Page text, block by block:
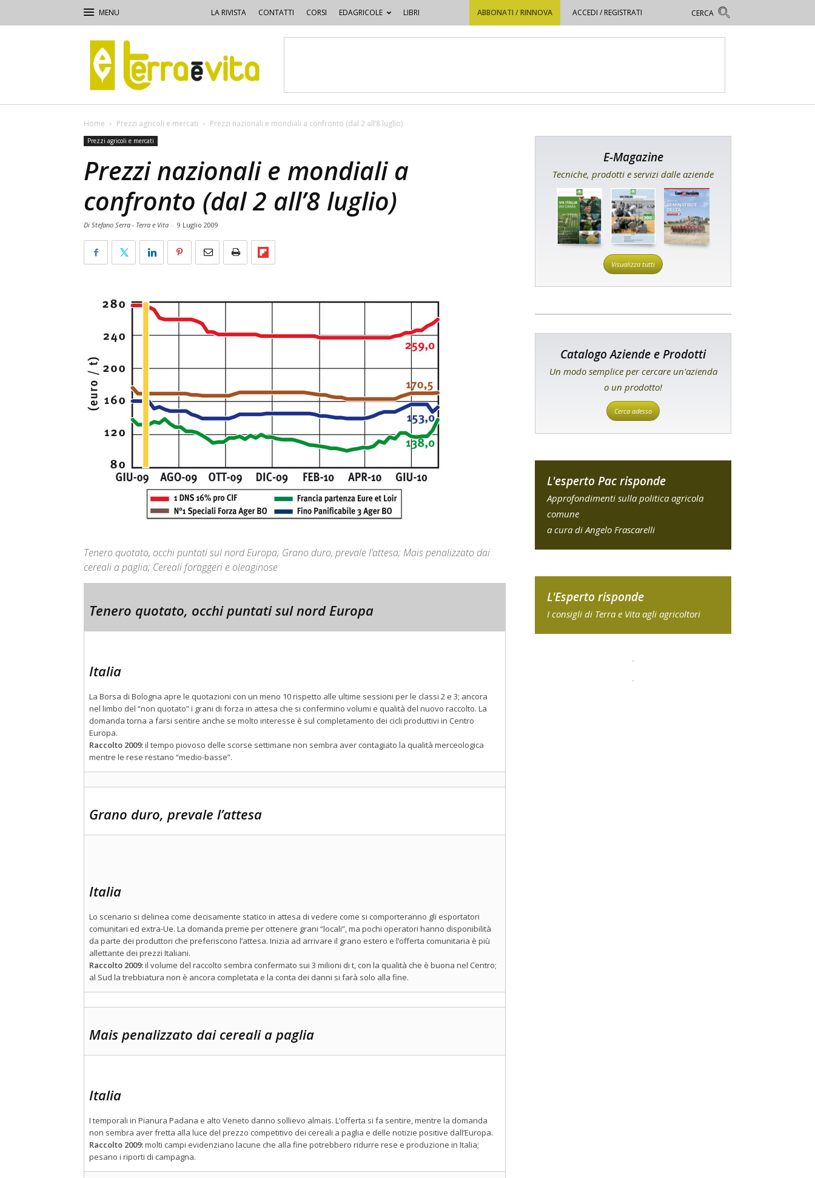
LA RIVISTA CONTATTI CORSI EDAGRICOLE LIBRI ABBONATI / RINNOVA ACCEDI / REGISTRATI
Terra
e
Vita
Home Prezzi agricoli e mercati Prezzi nazionali e mondiali a confronto (dal 2 all’8 luglio)
Prezzi agricoli e mercati
Prezzi nazionali e mondiali a
confronto (dal 2 all’8 luglio)
Di Stefano Serra - Terra e Vita - 9 Luglio 2009
Tenero quotato, occhi puntati sul nord Europa; Grano duro, prevale l’attesa; Mais penalizzato dai
cereali a paglia; Cereali foraggeri e oleaginose
Tenero quotato, occhi puntati sul nord Europa
Italia
La Borsa di Bologna apre le quotazioni con un meno 10 rispetto alle ultime sessioni per le classi 2 e 3; ancora
nel limbo del “non quotato” i grani di forza in attesa che si confermino volumi e qualità del nuovo raccolto. La
domanda torna a farsi sentire anche se molto interesse è sul completamento dei cicli produttivi in Centro
Europa.
Raccolto 2009:il tempo piovoso delle scorse settimane non sembra aver contagiato la qualità merceologica
mentre le rese restano “medio-basse”.
Grano duro, prevale l’attesa
Italia
Lo scenario si delinea come decisamente statico in attesa di vedere come si comporteranno gli esportatori
comunitari ed extra-Ue. La domanda preme per ottenere grani “locali”, ma pochi operatori hanno disponibilità
da parte dei produttori che preferiscono l’attesa. Inizia ad arrivare il grano estero e l’offerta comunitaria è più
allettante dei prezzi Italiani.
Raccolto 2009:il volume del raccolto sembra confermato sui 3 milioni di t, con la qualità che è buona nel Centro;
al Sud la trebbiatura non è ancora completata e la conta dei danni si farà solo alla fine.
Mais penalizzato dai cereali a paglia
Italia
I temporali in Pianura Padana e alto Veneto danno sollievo almais. L’offerta si fa sentire, mentre la domanda
non sembra aver fretta alla luce del prezzo competitivo dei cereali a paglia e delle notizie positive dall’Europa.
Raccolto 2009:molti campi evidenziano lacune che alla fine potrebbero ridurre rese e produzione in Italia;
pesano i riporti di campagna.
E-Magazine
Tecniche, prodotti e servizi dalle aziende
Visualizza tutti
Catalogo Aziende e Prodotti
Un modo semplice per cercare un'azienda
o un prodotto!
Cerca adesso
L'esperto Pac risponde
Approfondimenti sulla politica agricola
comune
a cura di Angelo Frascarelli
L'Esperto risponde
I consigli di Terra e Vita agli agricoltori